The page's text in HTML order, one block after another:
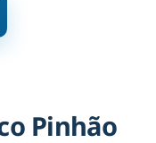
Pinhão